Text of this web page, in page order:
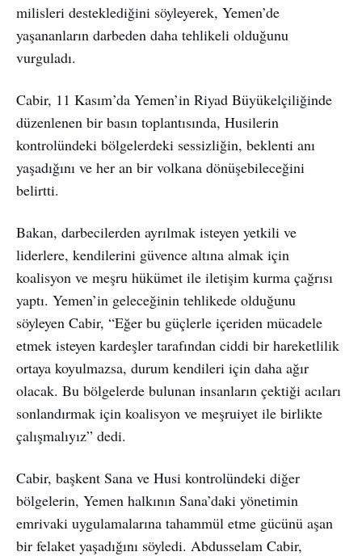
milisleri desteklediğini söyleyerek, Yemen’de
yaşananların darbeden daha tehlikeli olduğunu
vurguladı.
Cabir, 11 Kasım’da Yemen’in Riyad Büyükelçiliğinde
düzenlenen bir basın toplantısında, Husilerin
kontrolündeki bölgelerdeki sessizliğin, beklenti anı
yaşadığını ve her an bir volkana dönüşebileceğini
belirtti.
Bakan, darbecilerden ayrılmak isteyen yetkili ve
liderlere, kendilerini güvence altına almak için
koalisyon ve meşru hükümet ile iletişim kurma çağrısı
yaptı. Yemen’in geleceğinin tehlikede olduğunu
söyleyen Cabir, “Eğer bu güçlerle içeriden mücadele
etmek isteyen kardeşler tarafından ciddi bir hareketlilik
ortaya koyulmazsa, durum kendileri için daha ağır
olacak. Bu bölgelerde bulunan insanların çektiği acıları
sonlandırmak için koalisyon ve meşruiyet ile birlikte
çalışmalıyız” dedi.
Cabir, başkent Sana ve Husi kontrolündeki diğer
bölgelerin, Yemen halkının Sana’daki yönetimin
emrivaki uygulamalarına tahammül etme gücünü aşan
bir felaket yaşadığını söyledi. Abdusselam Cabir,